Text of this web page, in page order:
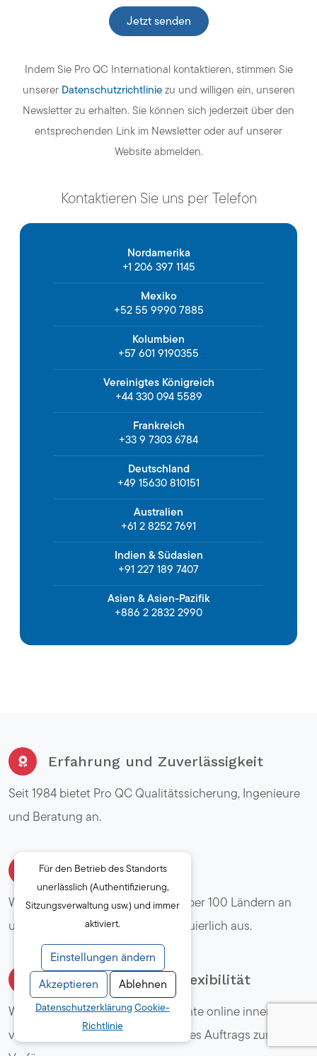
Indem Sie Pro QC International kontaktieren, stimmen Sie
unserer Datenschutzrichtliniezu und willigen ein, unseren
Newsletter zu erhalten. Sie können sich jederzeit über den
entsprechenden Link im Newsletter oder auf unserer
Website abmelden.
Kontaktieren Sie uns per Telefon
Nordamerika
+1 206 397 1145
Mexiko
+52 55 9990 7885
Kolumbien
+57 601 9190355
Vereinigtes Königreich
+44 330 094 5589
Frankreich
+33 9 7303 6784
Deutschland
+49 15630 810151
Australien
+61 2 8252 7691
Indien & Südasien
+91 227 189 7407
Asien & Asien-Pazifik
+886 2 2832 2990
Erfahrung und Zuverlässigkeit
Seit 1984 bietet Pro QC Qualitätssicherung, Ingenieure
und Beratung an.
Globale Präsenz
Wir bieten Qualitätslösungen in über 100 Ländern an
und bauen unser Netzwerk kontinuierlich aus.
Schnelligkeit und Flexibilität
Wir bieten Ihnen detaillierte Berichte online innerhalb
von 24 Stunden nach Abschluss des Auftrags zur
Für den Betrieb des Standorts
unerlässlich (Authentifizierung,
Sitzungsverwaltung usw.) und immer
aktiviert.
Einstellungen ändern
Akzeptieren
Ablehnen
Datenschutzerklärung Cookie-
Richtlinie